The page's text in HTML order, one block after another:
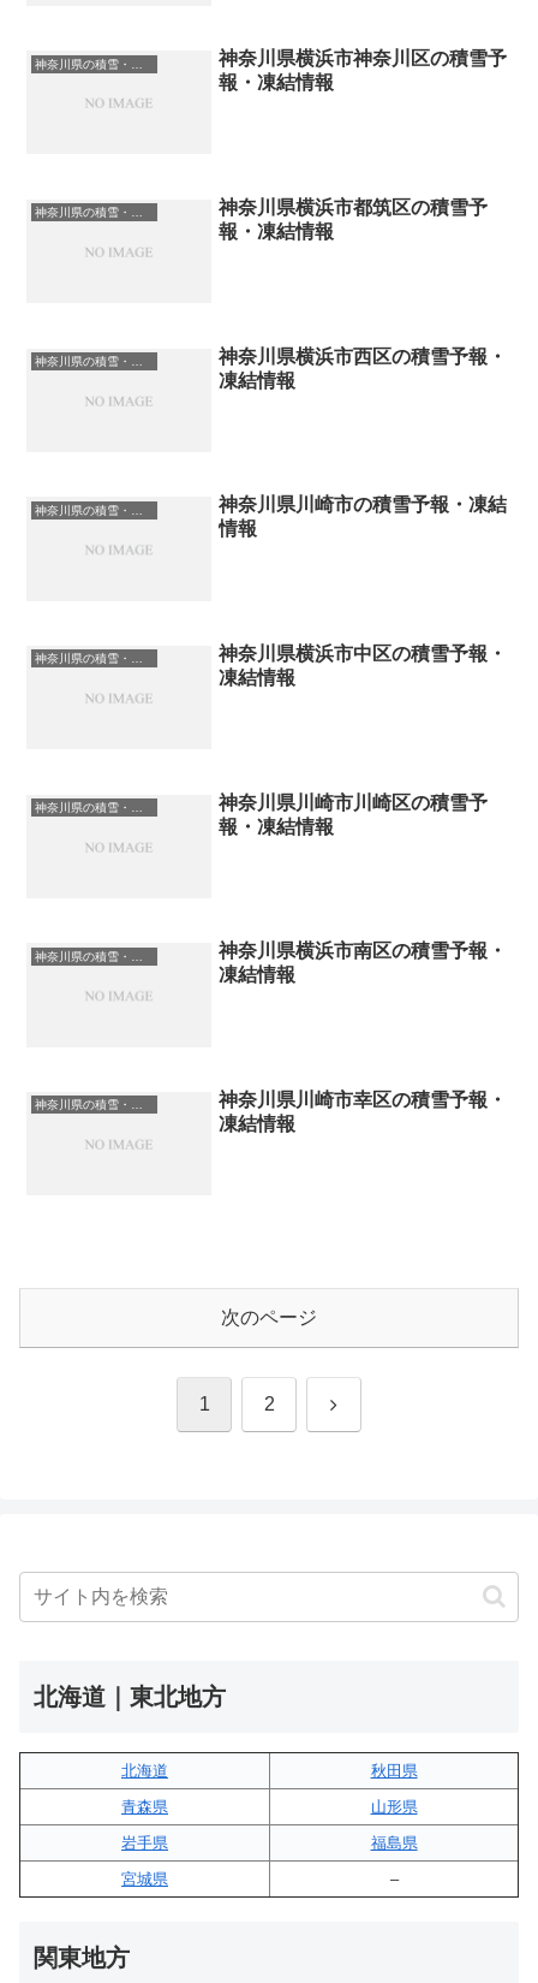
神奈川県横浜市神奈川区の積雪予
報・凍結情報
神奈川県の積雪・凍結情報
神奈川県横浜市都筑区の積雪予
報・凍結情報
神奈川県横浜市西区の積雪予報・
凍結情報
神奈川県川崎市の積雪予報・凍結
情報
神奈川県の積雪・凍結情報
神奈川県横浜市中区の積雪予報・
凍結情報
神奈川県川崎市川崎区の積雪予
報・凍結情報
神奈川県横浜市南区の積雪予報・
凍結情報
神奈川県の積雪・凍結情報
神奈川県川崎市幸区の積雪予報・
凍結情報
次のページ
1 2 次
北海道｜東北地方
北海道
秋田県
青森県
山形県
岩手県
福島県
宮城県
–
関東地方